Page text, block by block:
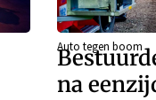
Auto tegen boom
na